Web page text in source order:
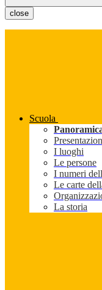
close
Scuola
I luoghi
Le persone
I numeri
Le carte
La storia